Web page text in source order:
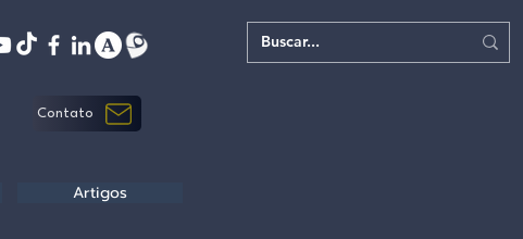
Contato
Artigos